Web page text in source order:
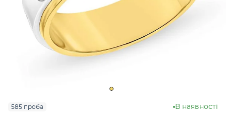
585 проба В наявності